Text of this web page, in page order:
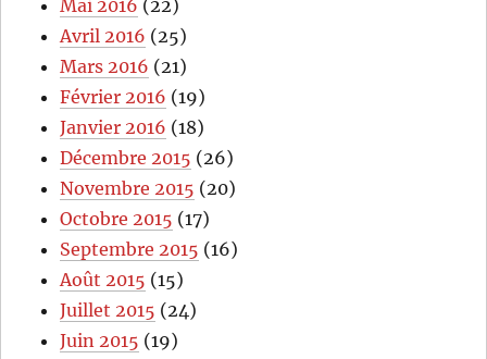
Mai 2016 (22)
Avril 2016 (25)
Mars 2016 (21)
Février 2016 (19)
Janvier 2016 (18)
Décembre 2015 (26)
Novembre 2015 (20)
Octobre 2015 (17)
Septembre 2015 (16)
Août 2015 (15)
Juillet 2015 (24)
Juin 2015 (19)